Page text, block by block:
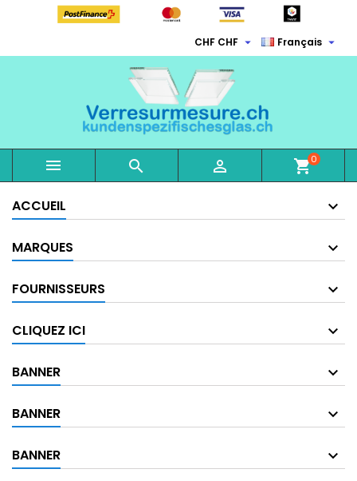
Français 
CHF CHF 
   shopping_cart0
ACCUEIL
MARQUES
FOURNISSEURS
CLIQUEZ ICI
BANNER
BANNER
BANNER